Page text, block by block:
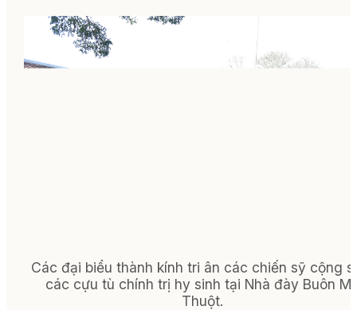
Các đại biểu thành kính tri ân các chiến sỹ cộng
các cựu tù chính trị hy sinh tại Nhà đày Buôn
Thuột.